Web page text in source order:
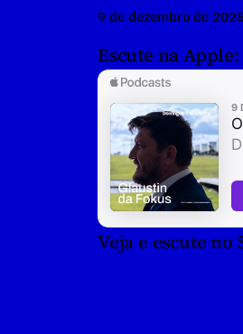
9 de dezembro de
Escute na Apple:
Veja e escute no